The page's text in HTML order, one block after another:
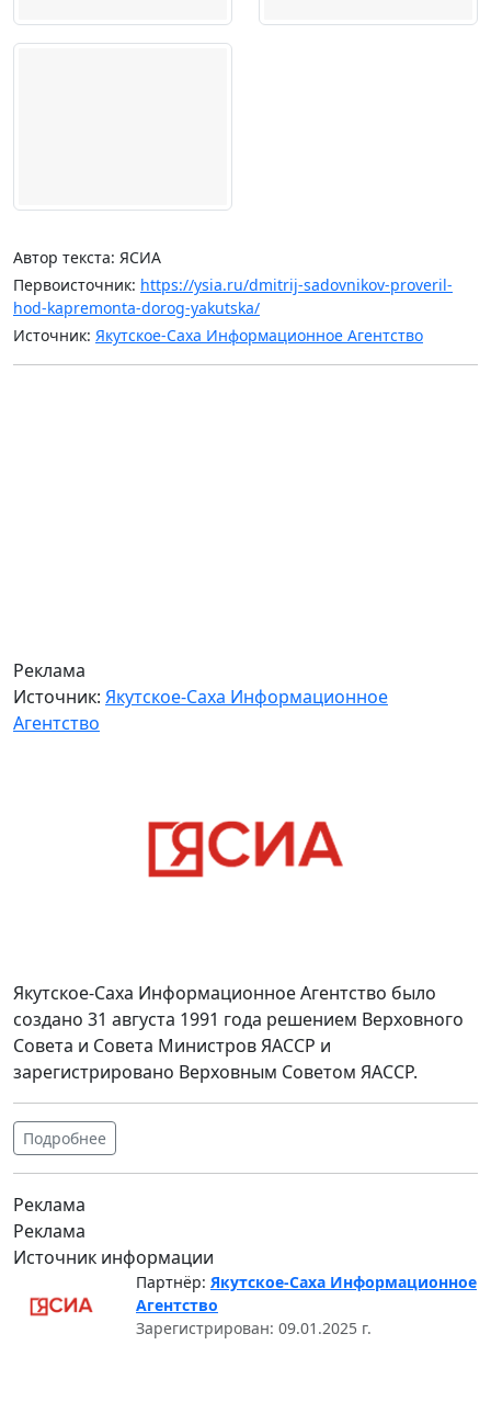
Автор текста: ЯСИА
Первоисточник: https://ysia.ru/dmitrij-sadovnikov-proveril-
hod-kapremonta-dorog-yakutska/
Источник: Якутское-Саха Информационное Агентство
Реклама
Источник: Якутское-Саха Информационное
Агентство
Якутское-Саха Информационное Агентство было
создано 31 августа 1991 года решением Верховного
Совета и Совета Министров ЯАССР и
зарегистрировано Верховным Советом ЯАССР.
Подробнее
Реклама
Реклама
Источник информации
Партнёр: Якутское-Саха Информационное
Агентство
Зарегистрирован: 09.01.2025 г.